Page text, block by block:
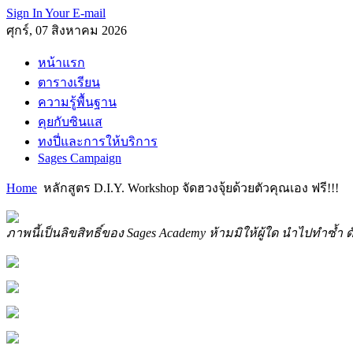
Sign In Your E-mail
ศุกร์, 07 สิงหาคม 2026
หน้าแรก
ตารางเรียน
ความรู้พื้นฐาน
คุยกับซินแส
ทงปี่และการให้บริการ
Sages Campaign
Home หลักสูตร D.I.Y. Workshop จัดฮวงจุ้ยด้วยตัวคุณเอง ฟรี!!!
ภาพนี้เป็นลิขสิทธิ์ของ Sages Academy ห้ามมิให้ผู้ใด นำไปทำซ้